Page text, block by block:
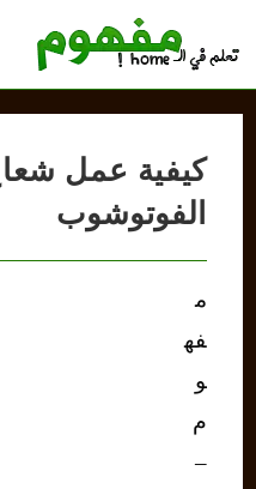
كيفية عمل
الفوتوشوب
م
فه
و
م
–